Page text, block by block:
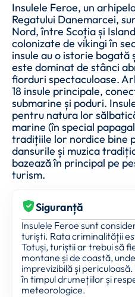
Insulele Feroe, un
Regatului Danemarcei,
Nord, între Scoția și
colonizate de vikingi în
insule au o istorie bogată
este dominat de stânci
fiorduri spectaculoase.
18 insule principale,
submarine și poduri.
pentru natura lor
marine (în special
tradițiile lor nordice bine
dansurile și muzica
bazează în principal pe
turism.
Siguranță
Insulele Feroe sunt
turiști. Rata criminalității
Totuși, turiștii ar trebui să
montane și de coastă,
imprevizibilă și
în timpul drumețiilor și
meteorologice.